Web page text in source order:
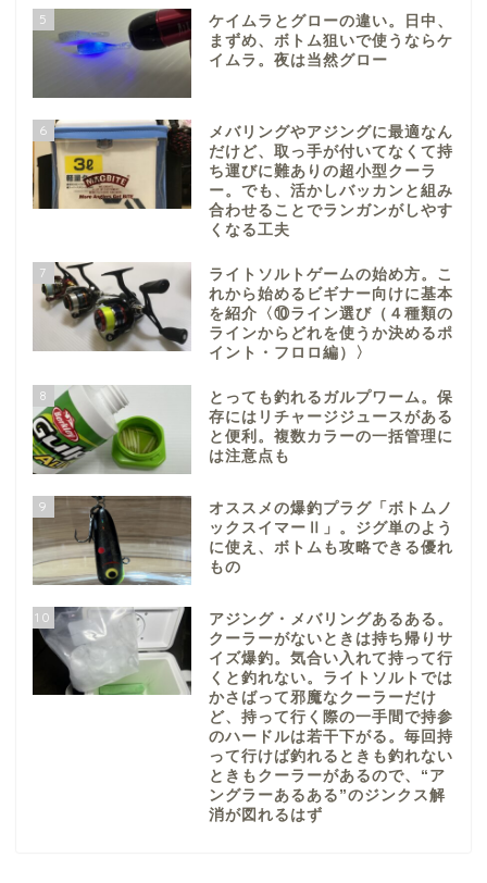
5
ケイムラとグローの違い。日中、
まずめ、ボトム狙いで使うならケ
イムラ。夜は当然グロー
6
メバリングやアジングに最適なん
だけど、取っ手が付いてなくて持
ち運びに難ありの超小型クーラ
ー。でも、活かしバッカンと組み
合わせることでランガンがしやす
くなる工夫
7
ライトソルトゲームの始め方。こ
れから始めるビギナー向けに基本
を紹介〈⑩ライン選び（４種類の
ラインからどれを使うか決めるポ
イント・フロロ編）〉
8
とっても釣れるガルプワーム。保
存にはリチャージジュースがある
と便利。複数カラーの一括管理に
は注意点も
9
オススメの爆釣プラグ「ボトムノ
ックスイマーⅡ」。ジグ単のよう
に使え、ボトムも攻略できる優れ
もの
10
アジング・メバリングあるある。
クーラーがないときは持ち帰りサ
イズ爆釣。気合い入れて持って行
くと釣れない。ライトソルトでは
かさばって邪魔なクーラーだけ
ど、持って行く際の一手間で持参
のハードルは若干下がる。毎回持
って行けば釣れるときも釣れない
ときもクーラーがあるので、“ア
ングラーあるある”のジンクス解
消が図れるはず